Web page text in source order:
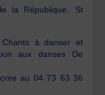
la République, St
à danser et
aux danses De
au 04 73 63 36